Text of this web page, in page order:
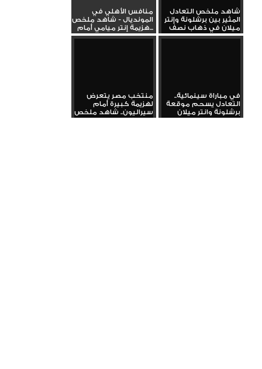
شاهد ملخص التعادل
المثير بين برشلونة وإنتر
ميلان في ذهاب نصف
نهائي...
منافس الأهلي في
المونديال - شاهد ملخص
هزيمة إنتر ميامي أمام...
في مباراة سينمائية..
التعادل يسحم موقعة
برشلونة وانتر ميلان
منتخب مصر يتعرض
لهزيمة كبيرة أمام
سيراليون.. شاهد ملخص